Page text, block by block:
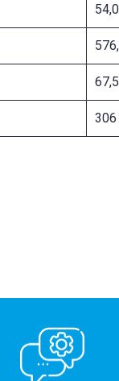
54,0
67,5